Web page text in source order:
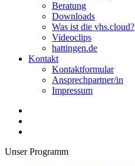
Beratung
Downloads
Was ist die vhs.cloud?
Videoclips
hattingen.de
Kontakt
Kontaktformular
Ansprechpartner/in
Impressum
Unser Programm